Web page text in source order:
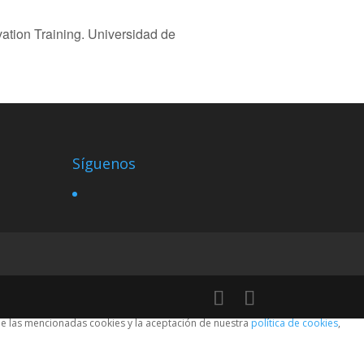
Training. Universidad de
Síguenos
las mencionadas cookies y la aceptación de nuestrapolítica de cookies,